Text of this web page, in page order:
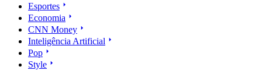
Esportes
Economia
CNN Money
Inteligência Artificial
Pop
Style